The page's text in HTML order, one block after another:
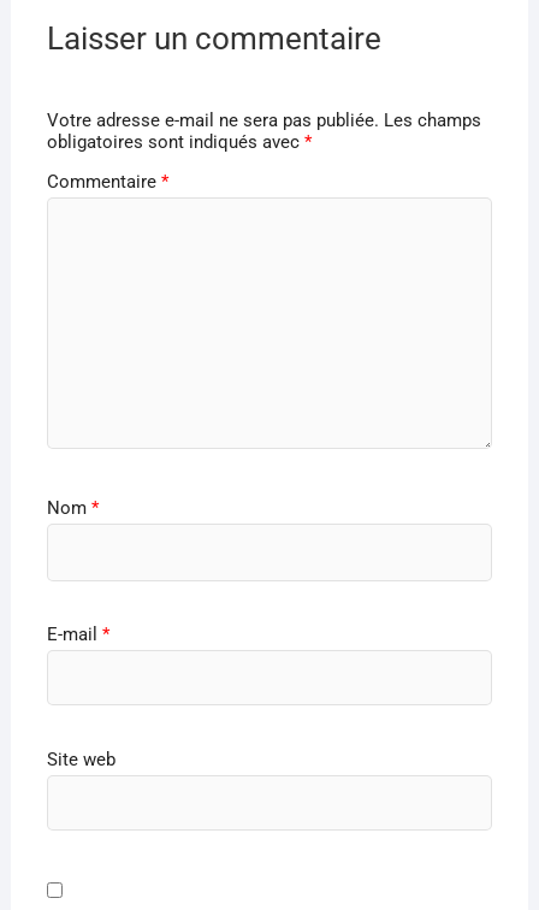
Laisser un commentaire
Votre adresse e-mail ne sera pas publiée. Les champs
obligatoires sont indiqués avec *
Commentaire *
Nom *
E-mail *
Site web